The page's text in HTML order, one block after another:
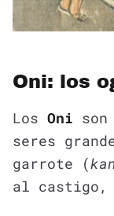
Oni: los
Los Oni
seres
garrote (
al castigo,